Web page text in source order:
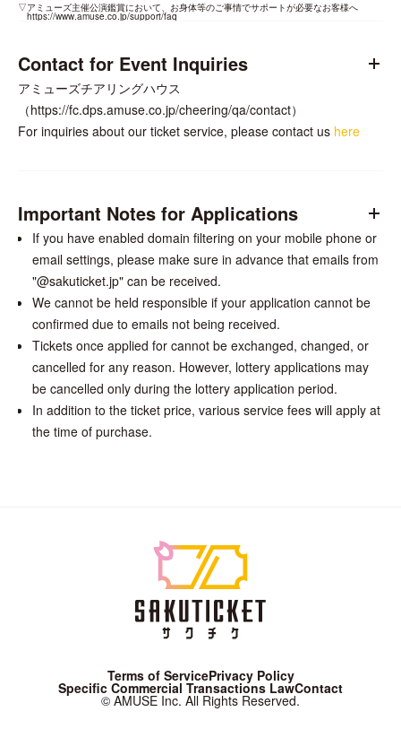
▽アミューズ主催公演鑑賞において、お身体等のご事情でサポートが必要なお客様へ
https://www.amuse.co.jp/support/faq
Contact for Event Inquiries
アミューズチアリングハウス
（https://fc.dps.amuse.co.jp/cheering/qa/contact）
For inquiries about our ticket service, please contact us here
Important Notes for Applications
If you have enabled domain filtering on your mobile phone or
email settings, please make sure in advance that emails from
"@sakuticket.jp" can be received.
We cannot be held responsible if your application cannot be
confirmed due to emails not being received.
Tickets once applied for cannot be exchanged, changed, or
cancelled for any reason. However, lottery applications may
be cancelled only during the lottery application period.
In addition to the ticket price, various service fees will apply at
the time of purchase.
Terms of ServicePrivacy Policy
Specific Commercial Transactions LawContact
© AMUSE Inc. All Rights Reserved.